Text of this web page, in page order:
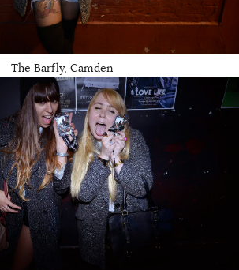
The Barfly, Camden